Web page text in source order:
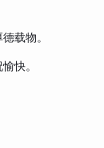
载物。
快。